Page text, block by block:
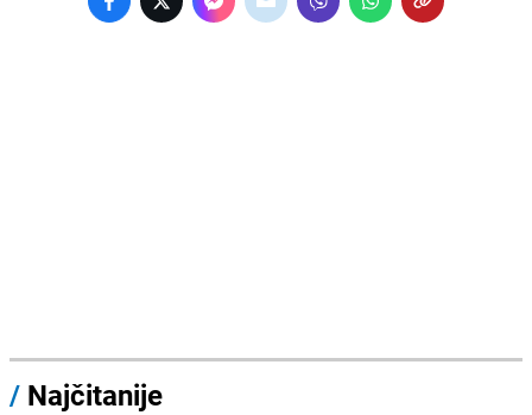
/ Najčitanije